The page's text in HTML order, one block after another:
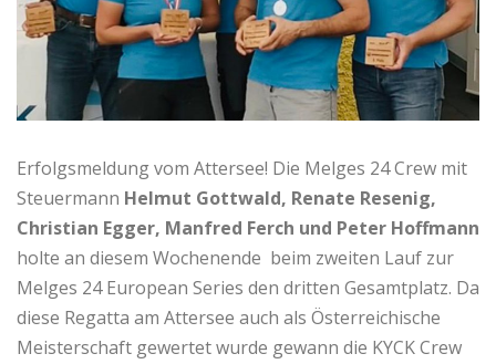
Erfolgsmeldung vom Attersee! Die Melges 24 Crew mit
Steuermann Helmut Gottwald, Renate Resenig,
Christian Egger, Manfred Ferch und Peter Hoffmann
holte an diesem Wochenende beim zweiten Lauf zur
Melges 24 European Series den dritten Gesamtplatz. Da
diese Regatta am Attersee auch als Österreichische
Meisterschaft gewertet wurde gewann die KYCK Crew